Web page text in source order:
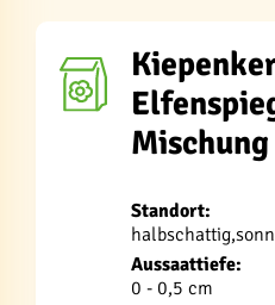
Mischung
Standort:
Aussaattiefe:
0 - 0,5 cm